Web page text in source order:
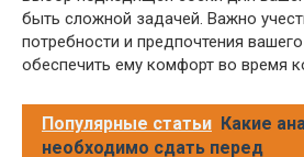
быть сложной задачей. Важно
потребности и предпочтения
обеспечить ему комфорт во время
Популярные статьи Какие
необходимо сдать перед